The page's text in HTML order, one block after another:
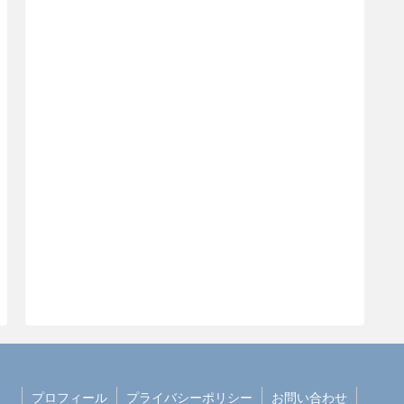
プロフィール プライバシーポリシー お問い合わせ